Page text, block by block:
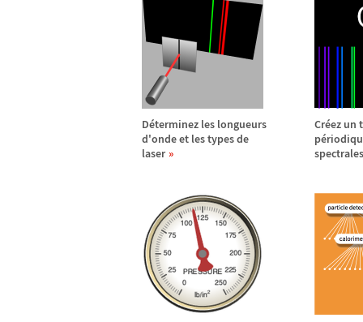
Déterminez les longueurs
d'onde et les types de
laser
Créez un
pé
spectrales